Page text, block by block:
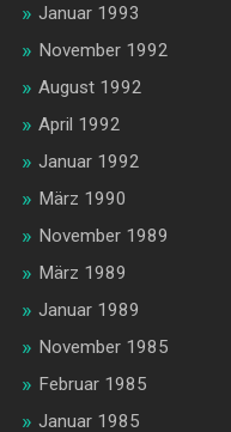
Januar 1993
November 1992
August 1992
April 1992
Januar 1992
März 1990
November 1989
März 1989
Januar 1989
November 1985
Februar 1985
Januar 1985